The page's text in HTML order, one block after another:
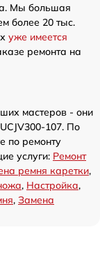
Мы большая
более 20 тыс.
уже имеется
ремонта на
мастеров - они
107. По
по ремонту
услуги: Ремонт
ремня каретки,
, Настройка,
, Замена